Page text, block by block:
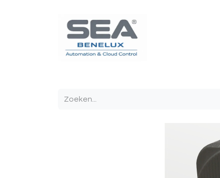
Poortautomatisatie Toegangscontrole